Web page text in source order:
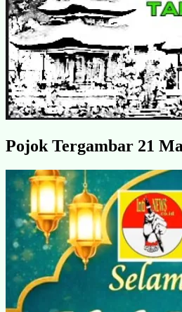
Pojok Tergambar 21